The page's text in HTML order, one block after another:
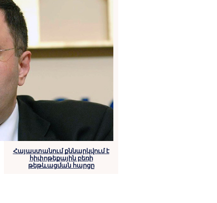
Հայաստանում քննարկվում է
հիփոթեքային բեռի
թեթևացման հարցը